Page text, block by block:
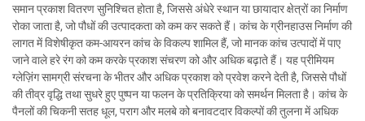
समान प्रकाश वितरण सुनिश्चित होता है, जिससे अंधेरे स्थान या छायादार क्षेत्रों का निर्माण
रोका जाता है, जो पौधों की उत्पादकता को कम कर सकते हैं। कांच के ग्रीनहाउस निर्माण की
लागत में विशेषीकृत कम-आयरन कांच के विकल्प शामिल हैं, जो मानक कांच उत्पादों में पाए
जाने वाले हरे रंग को कम करके प्रकाश संचरण को और अधिक बढ़ाते हैं। यह प्रीमियम
ग्लेज़िंग सामग्री संरचना के भीतर और अधिक प्रकाश को प्रवेश करने देती है, जिससे पौधों
की तीव्र वृद्धि तथा सुधरे हुए पुष्पन या फलन के प्रतिक्रिया को समर्थन मिलता है। कांच के
पैनलों की चिकनी सतह धूल, पराग और मलबे को बनावटदार विकल्पों की तुलना में अधिक